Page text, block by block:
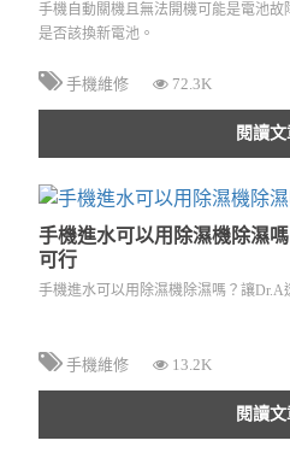
手機自動關機且無法開機可能是電池
是否該換新電池。
手機維修 72.3K
閱讀文
手機進水可以用除濕機除濕
可行
手機進水可以用除濕機除濕嗎？讓Dr.A
手機維修 13.2K
閱讀文